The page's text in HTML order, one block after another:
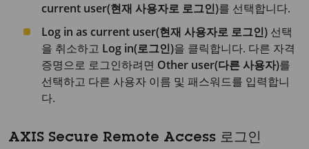
current user(현재 사용자로 로그인)를 선택합니다.
Log in as current user(현재 사용자로 로그인) 선택
을 취소하고 Log in(로그인)을 클릭합니다. 다른 자격
증명으로 로그인하려면 Other user(다른 사용자)를
선택하고 다른 사용자 이름 및 패스워드를 입력합니
다.
AXIS Secure Remote Access 로그인